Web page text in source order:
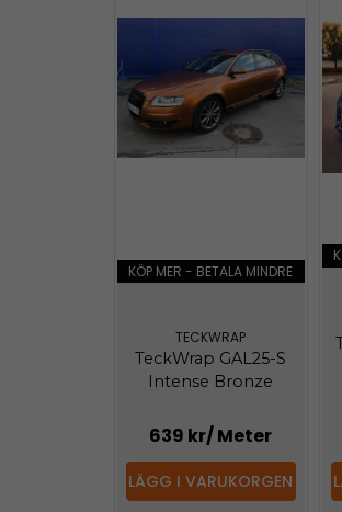
KÖP MER - BETALA MINDRE
TECKWRAP
TeckWrap GAL25-S
Intense Bronze
639 kr/ Meter
LÄGG I VARUKORGEN